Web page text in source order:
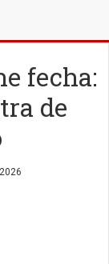
fecha:
de